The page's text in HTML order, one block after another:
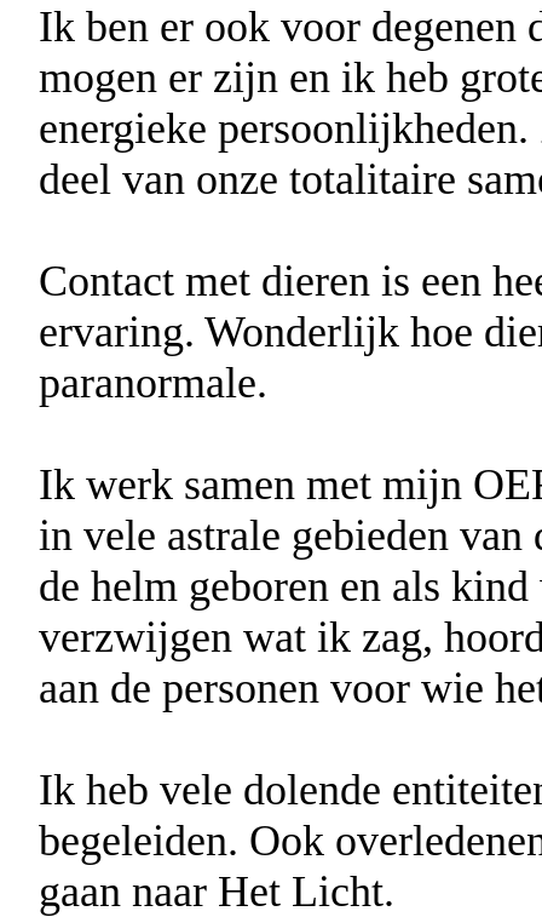
Ik ben er ook voor
mogen er zijn en ik heb
energieke
deel van onze totalitaire
Contact met dieren is een
ervaring. Wonderlijk hoe
paranormale.
Ik werk samen met mijn
in vele astrale gebieden
de helm geboren en als
verzwijgen wat ik zag,
aan de personen voor wie
Ik heb vele dolende
begeleiden. Ook
gaan naar Het Licht.